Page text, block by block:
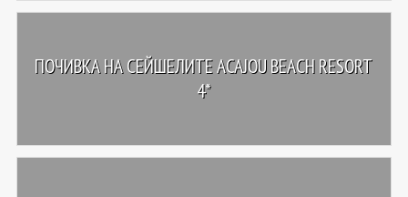
ПОЧИВКА НА СЕЙШЕЛИТЕ ACAJOU BEACH RESORT
4*